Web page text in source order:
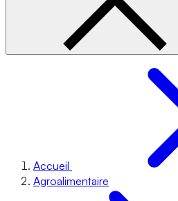
Accueil
Agroalimentaire